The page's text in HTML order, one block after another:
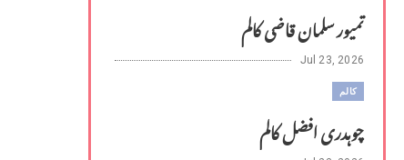
تمیور سلمان قاضی کالم
Jul 23, 2026
کالم
چوہدری افضل کالم